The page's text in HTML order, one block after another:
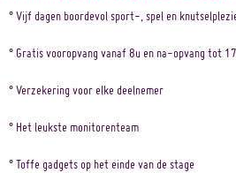
° Vijf dagen boordevol sport-, spel en
° Gratis vooropvang vanaf 8u en na-opvang tot
° Verzekering voor elke deelnemer
° Het leukste monitorenteam
° Toffe gadgets op het einde van de stage